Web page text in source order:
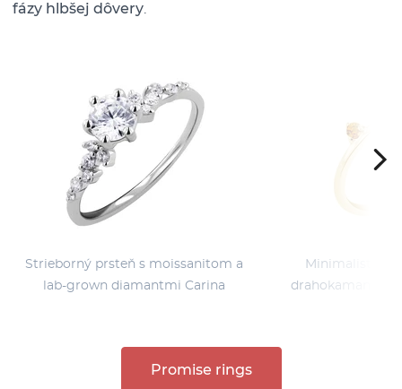
fázy hlbšej dôvery
Strieborný prsteň s moissanitom a
lab-grown diamantmi Carina
Minimalistický
drahokamami
Promise rings